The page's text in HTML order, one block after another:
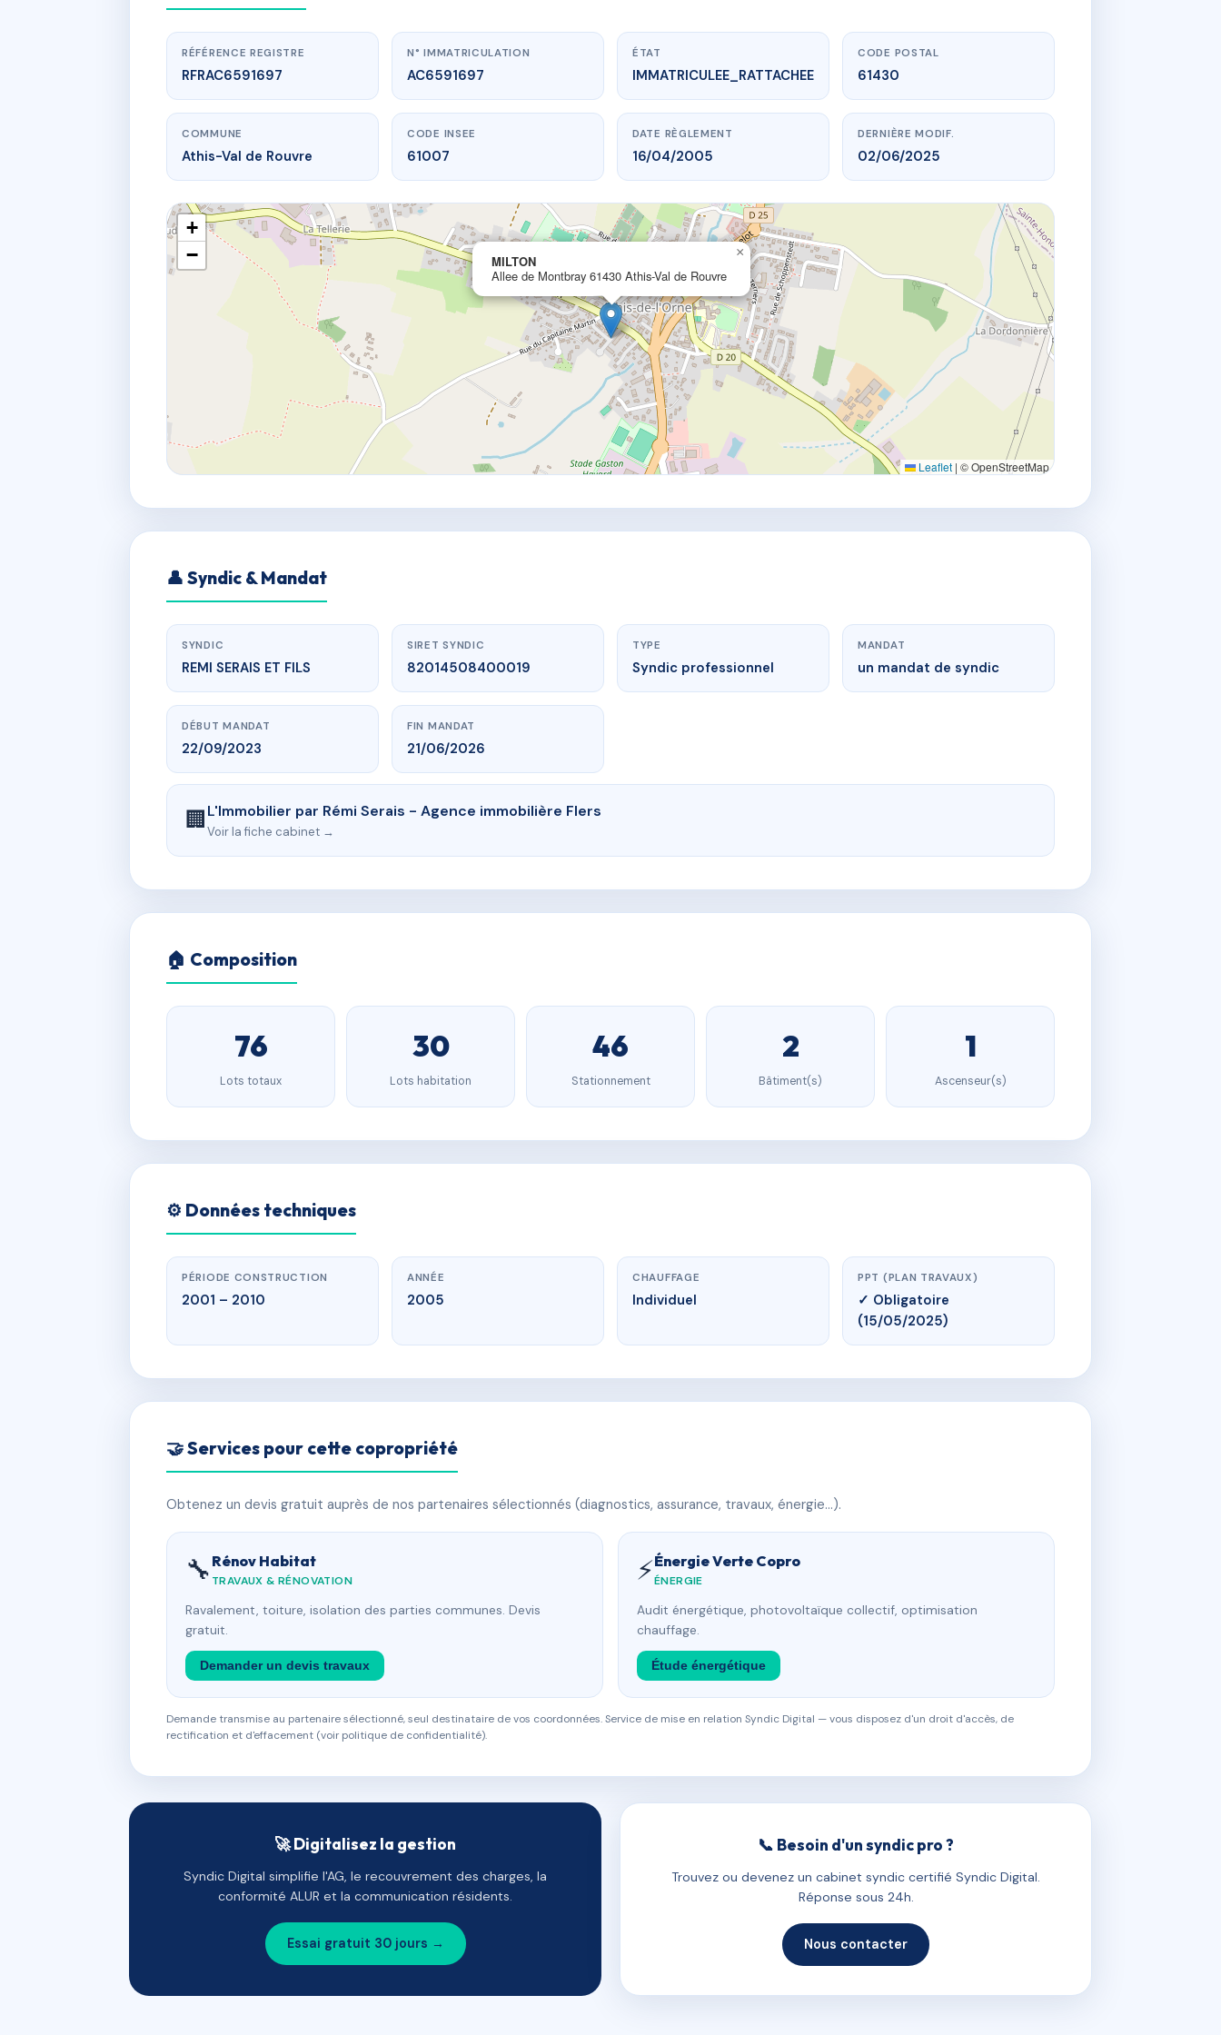
www.vme.plus/AC6591697
MILTON
Allee de Montbray
61430 Athis-Val de Rouvre
RÉFÉRENCE REGISTRE
RFRAC6591697
N° IMMATRICULATION
AC6591697
ÉTAT
IMMATRICULEE_RATTACHEE
CODE POSTAL
61430
COMMUNE
Athis-Val de Rouvre
CODE INSEE
61007
DATE RÈGLEMENT
16/04/2005
DERNIÈRE MODIF.
02/06/2025
MILTON
Allee de Montbray 61430 Athis-Val de Rouvre
×
+
−
Leaflet | © OpenStreetMap
👤 Syndic & Mandat
SYNDIC
REMI SERAIS ET FILS
SIRET SYNDIC
82014508400019
TYPE
Syndic professionnel
MANDAT
un mandat de syndic
DÉBUT MANDAT
22/09/2023
FIN MANDAT
21/06/2026
🏢L'Immobilier par Rémi Serais - Agence immobilière Flers
Voir la fiche cabinet →
🏠 Composition
76
Lots totaux
30
Lots habitation
46
Stationnement
2
Bâtiment(s)
1
Ascenseur(s)
⚙️ Données techniques
PÉRIODE CONSTRUCTION
2001 – 2010
ANNÉE
2005
CHAUFFAGE
Individuel
PPT (PLAN TRAVAUX)
✓ Obligatoire
(15/05/2025)
🤝 Services pour cette copropriété
Obtenez un devis gratuit auprès de nos partenaires sélectionnés (diagnostics, assurance, travaux, énergie…).
🔧 Rénov Habitat
TRAVAUX & RÉNOVATION
Ravalement, toiture, isolation des parties communes. Devis
gratuit.
Demander un devis travaux
⚡Énergie Verte Copro
ÉNERGIE
Audit énergétique, photovoltaïque collectif, optimisation
chauffage.
Étude énergétique
Demande transmise au partenaire sélectionné, seul destinataire de vos coordonnées. Service de mise en relation Syndic Digital — vous disposez d'un droit d'accès, de
rectification et d'effacement (voir politique de confidentialité).
🚀 Digitalisez la gestion
Syndic Digital simplifie l'AG, le recouvrement des charges, la
conformité ALUR et la communication résidents.
Essai gratuit 30 jours →
📞 Besoin d'un syndic pro ?
Trouvez ou devenez un cabinet syndic certifié Syndic Digital.
Réponse sous 24h.
Nous contacter